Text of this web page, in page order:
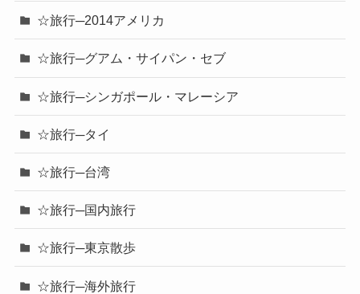
☆旅行─2014アメリカ
☆旅行─グアム・サイパン・セブ
☆旅行─シンガポール・マレーシア
☆旅行─タイ
☆旅行─台湾
☆旅行─国内旅行
☆旅行─東京散歩
☆旅行─海外旅行